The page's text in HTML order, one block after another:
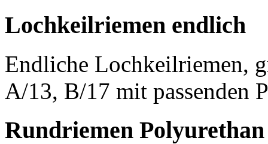
Lochkeilriemen endlich
Endliche Lochkeilriemen,
A/13, B/17 mit passenden
Rundriemen Polyurethan